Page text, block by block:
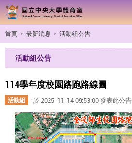
首頁 最新消息 活動組公告
活動組公告
114學年度校園路跑路線圖
活動組 於 2025-11-14 09:53:00 發表此公告